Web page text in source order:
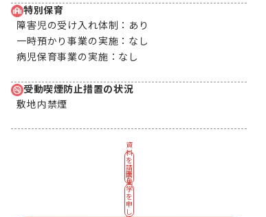
特別保育
障害児の受け入れ体制： あり
一時預かり事業の実施： なし
病児保育事業の実施： なし
受動喫煙防止措置の状況
敷地内禁煙
資
料
を
請
求
す
る
園
見
学
を
申
し